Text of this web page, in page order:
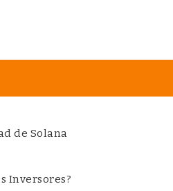
de Solana
Inversores?